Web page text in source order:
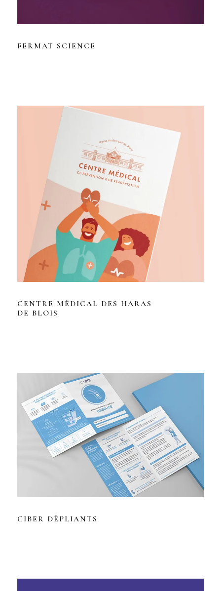
FERMAT SCIENCE
CENTRE MÉDICAL DES HARAS
DE BLOIS
CIBER DÉPLIANTS